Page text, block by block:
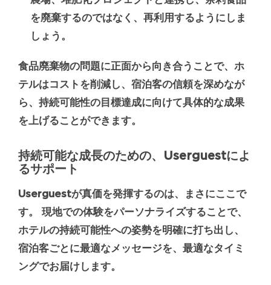
を廃棄するのではなく、再利用するようにしま
しょう。
食品廃棄物の問題に正面から向き合うことで、ホ
テルはコストを削減し、宿泊客の信頼を深めなが
ら、持続可能性の目標達成に向けて具体的な成果
を上げることができます。
持続可能な成長のための、Userguestによ
るサポート
Userguestが真価を発揮するのは、まさにここで
す。 現地での体験をパーソナライズすることで、
ホテルの持続可能性への姿勢を明確に打ち出し、
宿泊客ごとに最適なメッセージを、最適なタイミ
ングでお届けします。